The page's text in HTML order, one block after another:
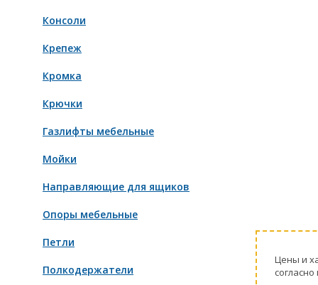
Консоли
Крепеж
Кромка
Крючки
Газлифты мебельные
Мойки
Направляющие для ящиков
Опоры мебельные
Петли
Полкодержатели
Цeны и